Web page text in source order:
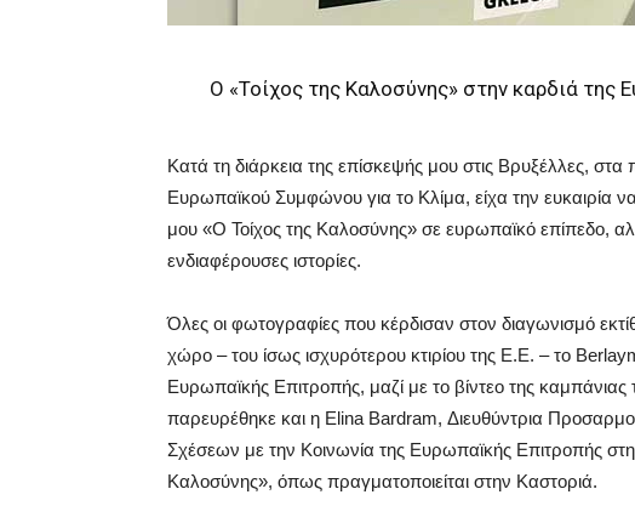
Ο «Τοίχος της Καλοσύνης» στην καρδιά της
Κατά τη διάρκεια της επίσκεψής μου στις Βρυξέλλες, στα
Ευρωπαϊκού Συμφώνου για το Κλίμα, είχα την
μου «Ο Τοίχος της Καλοσύνης» σε ευρωπαϊκό επίπεδο,
ενδιαφέρουσες ιστορίες.
Όλες οι φωτογραφίες που κέρδισαν στον διαγωνισμό
χώρο – του ίσως ισχυρότερου κτιρίου της Ε.Ε. – το
Ευρωπαϊκής Επιτροπής, μαζί με το βίντεο της
παρευρέθηκε και η Elina Bardram, Διευθύντρια
Σχέσεων με την Κοινωνία της Ευρωπαϊκής Επιτροπής
Καλοσύνης», όπως πραγματοποιείται στην Καστοριά.